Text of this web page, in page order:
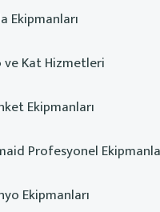
Ekipmanları
ve Kat Hizmetleri
Ekipmanları
Profesyonel
Ekipmanları